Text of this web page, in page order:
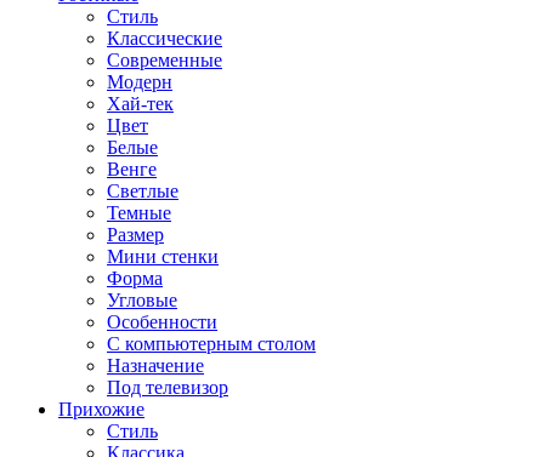
Стиль
Классические
Современные
Модерн
Хай-тек
Цвет
Белые
Венге
Светлые
Темные
Размер
Мини стенки
Форма
Угловые
Особенности
С компьютерным столом
Назначение
Под телевизор
Прихожие
Стиль
Классика